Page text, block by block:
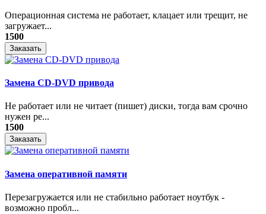
Операционная система не работает, клацает или трещит, не
загружает...
1500
Заказать
Замена CD-DVD привода
Не работает или не читает (пишет) диски, тогда вам срочно
нужен ре...
1500
Заказать
Замена оперативной памяти
Перезагружается или не стабильно работает ноутбук -
возможно пробл...